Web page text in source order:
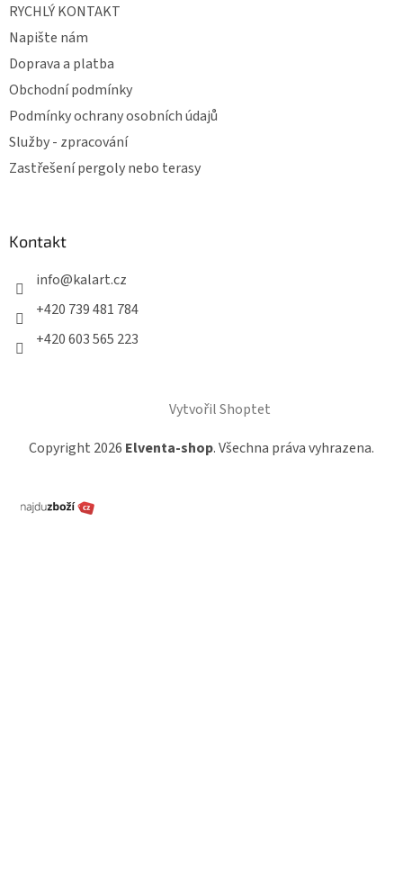
RYCHLÝ KONTAKT
Napište nám
Doprava a platba
Obchodní podmínky
Podmínky ochrany osobních údajů
Služby - zpracování
Zastřešení pergoly nebo terasy
Kontakt
info@kalart.cz
+420 739 481 784
+420 603 565 223
Vytvořil Shoptet
Copyright 2026 Elventa-shop. Všechna práva vyhrazena.